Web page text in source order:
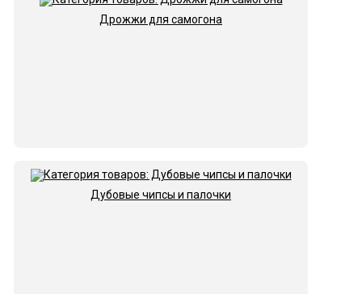
Дрожжи для самогона
Дубовые чипсы и палочки